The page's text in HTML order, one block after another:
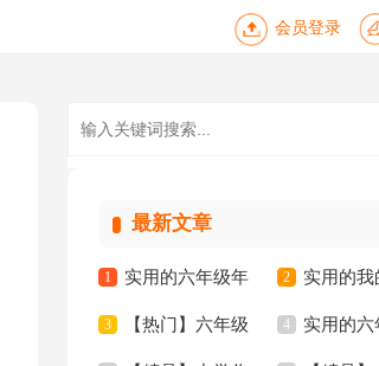
会员登录
最新文章
1 实用的六年级年
的作文300字4篇
2 实用的我
级小学作文
3 【热门】六年级 4 实用的六